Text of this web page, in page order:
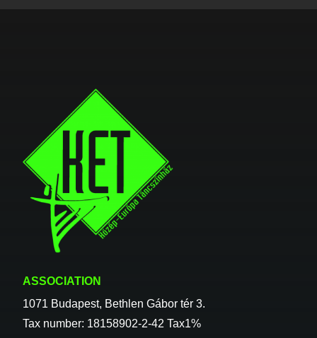
ASSOCIATION
1071 Budapest, Bethlen Gábor tér 3.
Tax number: 18158902-2-42 Tax1%